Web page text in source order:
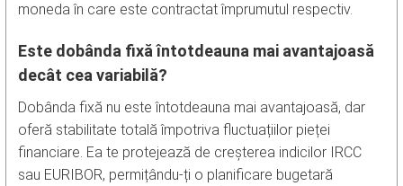
moneda în care este contractat împrumutul respectiv.
Este dobânda fixă întotdeauna mai avantajoasă
decât cea variabilă?
Dobânda fixă nu este întotdeauna mai avantajoasă, dar
oferă stabilitate totală împotriva fluctuațiilor pieței
financiare. Ea te protejează de creșterea indicilor IRCC
sau EURIBOR, permițându-ți o planificare bugetară